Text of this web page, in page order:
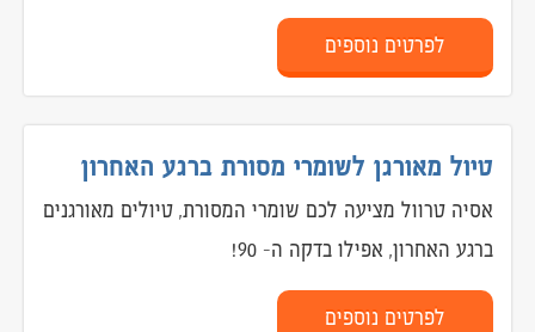
קובה, קוסטה ריקה וגואטמלה
טיולים מאורגנים לצפון אמריקה
לוח טיולים
לפרטים נוספים
טיול מאורגן לשומרי מסורת ברגע האחרון
אסיה טרוול מציעה לכם שומרי המסורת, טיולים מאורגנים
ברגע האחרון, אפילו בדקה ה- 90!
לפרטים נוספים